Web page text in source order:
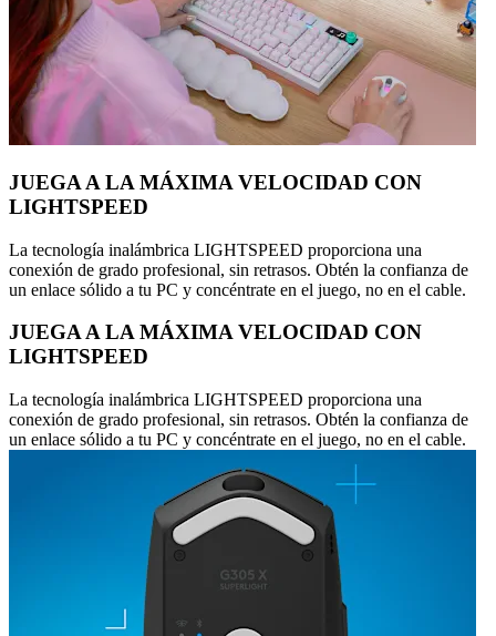
JUEGA A LA MÁXIMA VELOCIDAD CON
LIGHTSPEED
La tecnología inalámbrica LIGHTSPEED proporciona una
conexión de grado profesional, sin retrasos. Obtén la confianza de
un enlace sólido a tu PC y concéntrate en el juego, no en el cable.
JUEGA A LA MÁXIMA VELOCIDAD CON
LIGHTSPEED
La tecnología inalámbrica LIGHTSPEED proporciona una
conexión de grado profesional, sin retrasos. Obtén la confianza de
un enlace sólido a tu PC y concéntrate en el juego, no en el cable.